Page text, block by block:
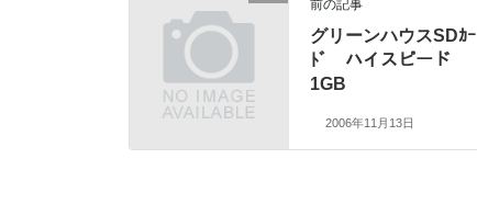
前の記事
グリーンハウスSDｶｰ
ﾄﾞ ハイスピード
1GB
2006年11月13日